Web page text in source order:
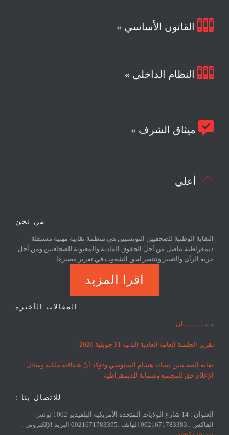
 القانون الأساسي »
 النظام الداخلي »
 ميثاق الشرف »
 أعلى
من نحن
النقابة الوطنية للصحفيين التونسيين هي منظمة نقابية مهنية مستقلة
ديمقراطية تناضل من أجل الحقوق المادية والمعنوية للصحافيين ومن أجل
حرية الرأي والتعبير وتنتصر لحق الشعوب في تقرير مصيرها
اقرا المزيد
المقالات الأخيرة
بــيـــــــــــان
تقرير الجلسة العامة العادية الثانية 31 جويلية 2026
نقابة الصحفيين تساند هشام السنوسي وتؤكد أنّ شفافية ملكية وسائل
الإعلام حق للمجتمع وضمانة للديمقراطية
للاتصال بنا :
العنوان : 14 شارع الولايات المتحدة الأمريكية البلفيدير 1002 تونس
الفاكس : 0021671783383 الهاتف :0021671783395 البريد الإلكتروني :